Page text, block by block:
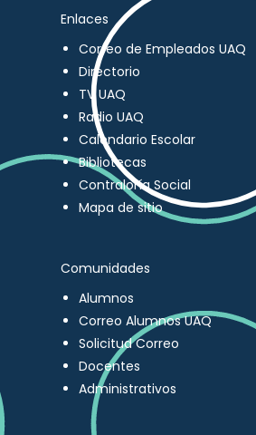
Enlaces
Correo de Empleados UAQ
Directorio
TV UAQ
Radio UAQ
Calendario Escolar
Bibliotecas
Contraloría Social
Mapa de sitio
Comunidades
Alumnos
Correo Alumnos UAQ
Solicitud Correo
Docentes
Administrativos